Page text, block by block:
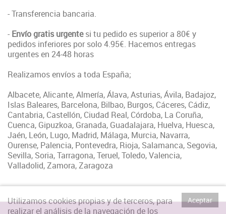
- Transferencia bancaria.
- Envío gratis urgentesi tu pedido es superior a 80€ y
pedidos inferiores por solo 4.95€. Hacemos entregas
urgentes en 24-48 horas
Realizamos envíos a toda España;
Albacete, Alicante, Almería, Álava, Asturias, Ávila, Badajoz,
Islas Baleares, Barcelona, Bilbao, Burgos, Cáceres, Cádiz,
Cantabria, Castellón, Ciudad Real, Córdoba, La Coruña,
Cuenca, Gipuzkoa, Granada, Guadalajara, Huelva, Huesca,
Jaén, León, Lugo, Madrid, Málaga, Murcia, Navarra,
Ourense, Palencia, Pontevedra, Rioja, Salamanca, Segovia,
Sevilla, Soria, Tarragona, Teruel, Toledo, Valencia,
Valladolid, Zamora, Zaragoza
Aceptar
Utilizamos cookies propias y de terceros, para
realizar el análisis de la navegación de los